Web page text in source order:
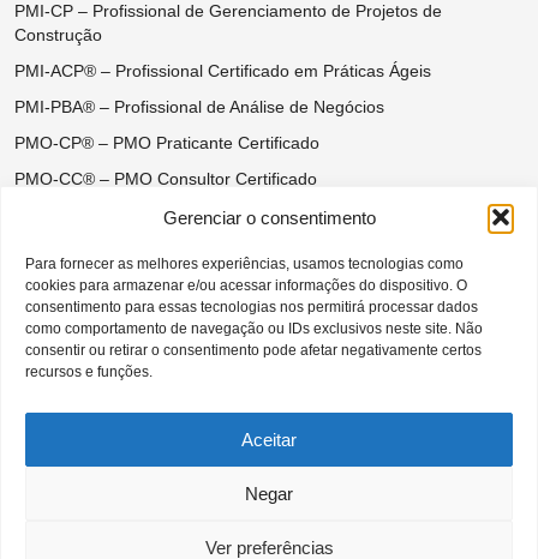
Gerenciar o consentimento
Para fornecer as melhores experiências, usamos tecnologias como
cookies para armazenar e/ou acessar informações do dispositivo. O
consentimento para essas tecnologias nos permitirá processar dados
como comportamento de navegação ou IDs exclusivos neste site. Não
consentir ou retirar o consentimento pode afetar negativamente certos
recursos e funções.
Aceitar
Negar
Ver preferências
PMI-CP – Profissional de Gerenciamento de Projetos de
Construção
PMI-ACP® – Profissional Certificado em Práticas Ágeis
PMI-PBA® – Profissional de Análise de Negócios
PMO-CP® – PMO Praticante Certificado
PMO-CC® – PMO Consultor Certificado
Certificações do Ágil Disciplinado
DASSM® – Disciplined Agile Senior Scrum Master
DAC® – Disciplined Agile Coach
DAVSC® – Disciplined Agile Value Stream Consultant
CAPÍTULO SÃO PAULO BRASIL DO